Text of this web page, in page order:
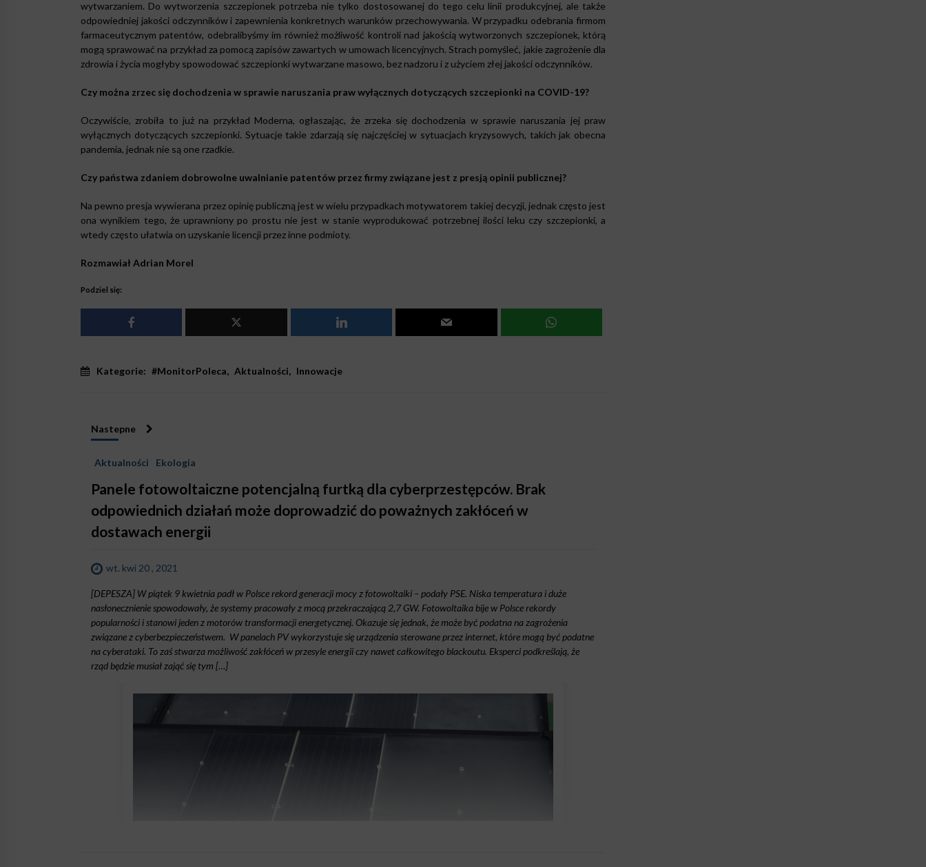
wytwarzaniem. Do wytworzenia szczepionek potrzeba nie tylko dostosowanej do tego celu linii produkcyjnej, ale także
odpowiedniej jakości odczynników i zapewnienia konkretnych warunków przechowywania. W przypadku odebrania firmom
farmaceutycznym patentów, odebralibyśmy im również możliwość kontroli nad jakością wytworzonych szczepionek, którą
mogą sprawować na przykład za pomocą zapisów zawartych w umowach licencyjnych. Strach pomyśleć, jakie zagrożenie dla
zdrowia i życia mogłyby spowodować szczepionki wytwarzane masowo, bez nadzoru i z użyciem złej jakości odczynników.
Czy można zrzec się dochodzenia w sprawie naruszania praw wyłącznych dotyczących szczepionki na COVID-19?
Oczywiście, zrobiła to już na przykład Moderna, ogłaszając, że zrzeka się dochodzenia w sprawie naruszania jej praw
wyłącznych dotyczących szczepionki. Sytuacje takie zdarzają się najczęściej w sytuacjach kryzysowych, takich jak obecna
pandemia, jednak nie są one rzadkie.
Czy państwa zdaniem dobrowolne uwalnianie patentów przez firmy związane jest z presją opinii publicznej?
Na pewno presja wywierana przez opinię publiczną jest w wielu przypadkach motywatorem takiej decyzji, jednak często jest
ona wynikiem tego, że uprawniony po prostu nie jest w stanie wyprodukować potrzebnej ilości leku czy szczepionki, a
wtedy często ułatwia on uzyskanie licencji przez inne podmioty.
Rozmawiał Adrian Morel
Podziel się:
Kategorie: #MonitorPoleca, Aktualności, Innowacje
Nastepne
Aktualności Ekologia
Panele fotowoltaiczne potencjalną furtką dla cyberprzestępców. Brak
odpowiednich działań może doprowadzić do poważnych zakłóceń w
dostawach energii
wt. kwi 20 , 2021
[DEPESZA] W piątek 9 kwietnia padł w Polsce rekord generacji mocy z fotowoltaiki – podały PSE. Niska temperatura i duże
nasłonecznienie spowodowały, że systemy pracowały z mocą przekraczającą 2,7 GW. Fotowoltaika bije w Polsce rekordy
popularności i stanowi jeden z motorów transformacji energetycznej. Okazuje się jednak, że może być podatna na zagrożenia
związane z cyberbezpieczeństwem. W panelach PV wykorzystuje się urządzenia sterowane przez internet, które mogą być podatne
na cyberataki. To zaś stwarza możliwość zakłóceń w przesyle energii czy nawet całkowitego blackoutu. Eksperci podkreślają, że
rząd będzie musiał zająć się tym […]